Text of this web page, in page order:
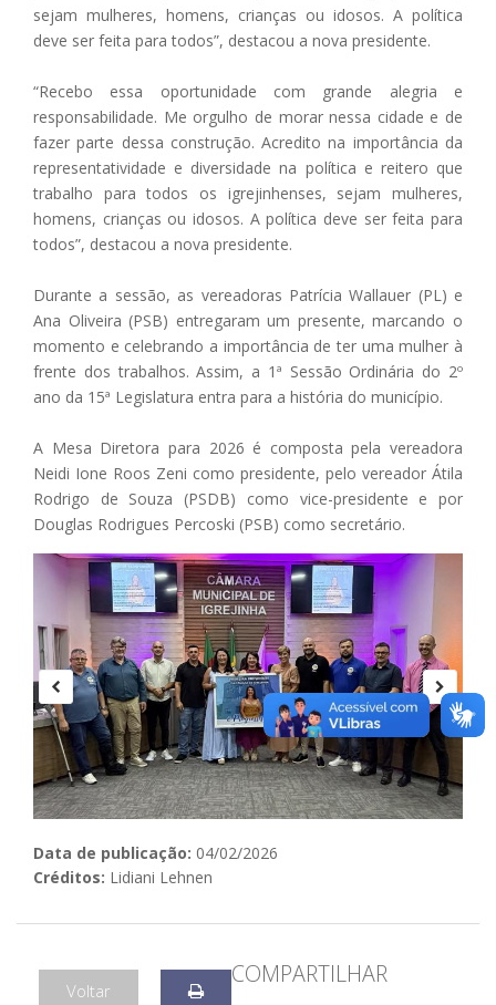
sejam mulheres, homens, crianças ou idosos. A política
deve ser feita para todos”, destacou a nova presidente.
“Recebo essa oportunidade com grande alegria e
responsabilidade. Me orgulho de morar nessa cidade e de
fazer parte dessa construção. Acredito na importância da
representatividade e diversidade na política e reitero que
trabalho para todos os igrejinhenses, sejam mulheres,
homens, crianças ou idosos. A política deve ser feita para
todos”, destacou a nova presidente.
Durante a sessão, as vereadoras Patrícia Wallauer (PL) e
Ana Oliveira (PSB) entregaram um presente, marcando o
momento e celebrando a importância de ter uma mulher à
frente dos trabalhos. Assim, a 1ª Sessão Ordinária do 2º
ano da 15ª Legislatura entra para a história do município.
A Mesa Diretora para 2026 é composta pela vereadora
Neidi Ione Roos Zeni como presidente, pelo vereador Átila
Rodrigo de Souza (PSDB) como vice-presidente e por
Douglas Rodrigues Percoski (PSB) como secretário.
Data de publicação: 04/02/2026
Créditos: Lidiani Lehnen
Voltar
COMPARTILHAR